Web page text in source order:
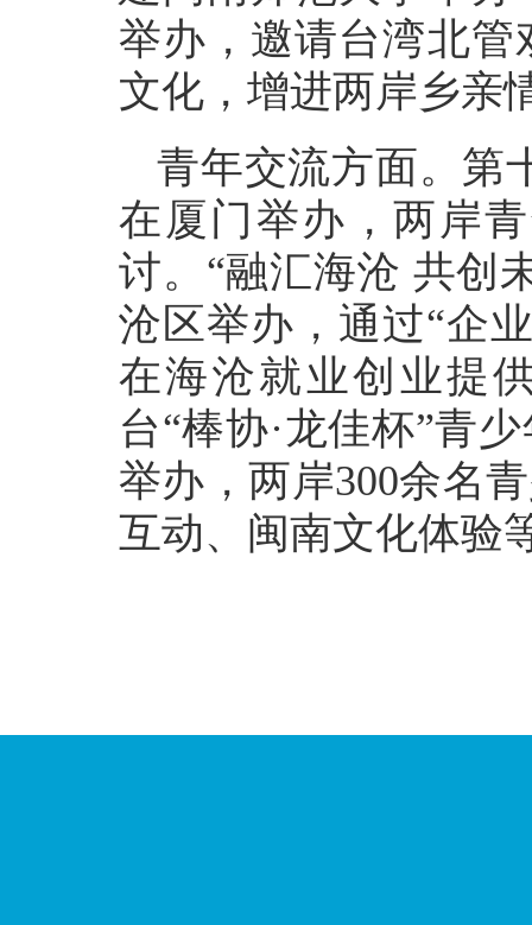
举办，邀请台湾北
文化，增进两岸乡亲
青年交流方面。第
在厦门举办，两岸
讨。“融汇海沧 共创
沧区举办，通过“企
在海沧就业创业提
台“棒协·龙佳杯”青
举办，两岸300余名
互动、闽南文化体验